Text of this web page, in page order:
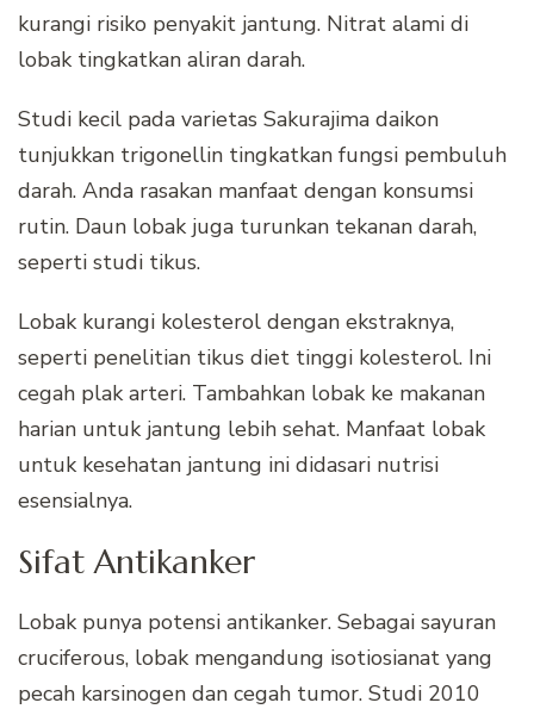
kurangi risiko penyakit jantung. Nitrat alami di
lobak tingkatkan aliran darah.
Studi kecil pada varietas Sakurajima daikon
tunjukkan trigonellin tingkatkan fungsi pembuluh
darah. Anda rasakan manfaat dengan konsumsi
rutin. Daun lobak juga turunkan tekanan darah,
seperti studi tikus.
Lobak kurangi kolesterol dengan ekstraknya,
seperti penelitian tikus diet tinggi kolesterol. Ini
cegah plak arteri. Tambahkan lobak ke makanan
harian untuk jantung lebih sehat. Manfaat lobak
untuk kesehatan jantung ini didasari nutrisi
esensialnya.
Sifat Antikanker
Lobak punya potensi antikanker. Sebagai sayuran
cruciferous, lobak mengandung isotiosianat yang
pecah karsinogen dan cegah tumor. Studi 2010